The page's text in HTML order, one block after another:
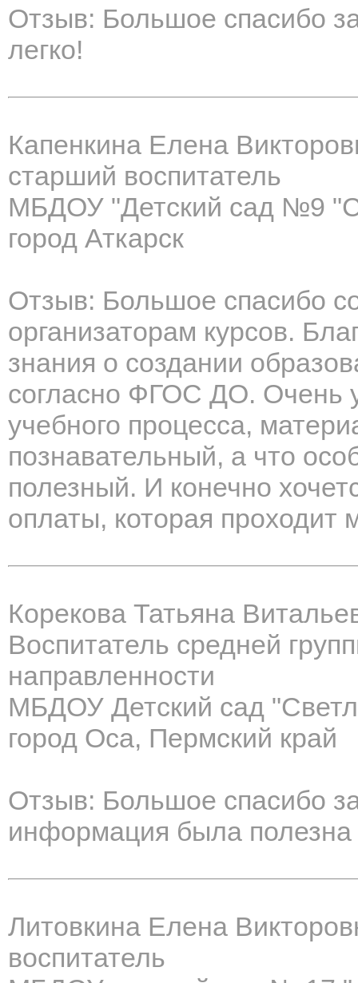
Отзыв: Большое спасибо
легко!
Капенкина Елена
старший воспитатель
МБДОУ "Детский сад №9
город Аткарск
Отзыв: Большое спасибо
организаторам курсов.
знания о создании
согласно ФГОС ДО. Очень
учебного процесса,
познавательный, а что
полезный. И конечно
оплаты, которая проходит
Корекова Татьяна
Воспитатель средней
направленности
МБДОУ Детский сад
город Оса, Пермский край
Отзыв: Большое спасибо
информация была
Литовкина Елена
воспитатель